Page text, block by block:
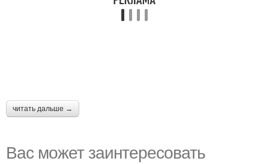
читать дальше →
Вас может заинтересовать